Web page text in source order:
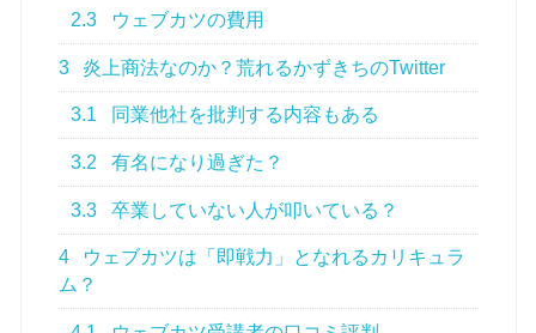
2.3 ウェブカツの費用
3 炎上商法なのか？荒れるかずきちのTwitter
3.1 同業他社を批判する内容もある
3.2 有名になり過ぎた？
3.3 卒業していない人が叩いている？
4
ウェブカツは「即戦力」となれるカリキュラ
ム？